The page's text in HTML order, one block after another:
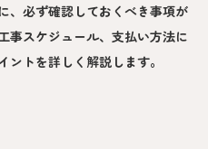
、必ず確認しておくべき事項が
事スケジュール、支払い方法に
トを詳しく解説します。